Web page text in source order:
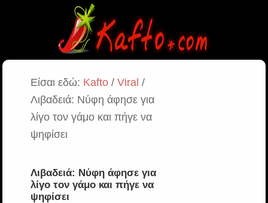
Είσαι εδώ: Kafto/ Viral /
Λιβαδειά: Νύφη άφησε για
λίγο τον γάμο και πήγε να
ψηφίσει
Λιβαδειά: Νύφη άφησε για
λίγο τον γάμο και πήγε να
ψηφίσει